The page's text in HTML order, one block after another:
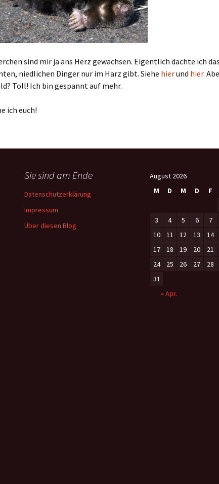
sind mir ja ans Herz gewachsen. Eigentlich dachte ich
niedlichen Dinger nur im Harz gibt. Siehe hierund hier.
Toll! Ich bin gespannt auf mehr.
ich euch!
Sie sind am Ende
Datenschutzerklärung
Impressum
Über diesen Blog
August 2026
M
D M D F
3
4 5 6 7
10
11 12 13 14
17
18 19 20 21
24
25 26 27 28
31
« Apr.